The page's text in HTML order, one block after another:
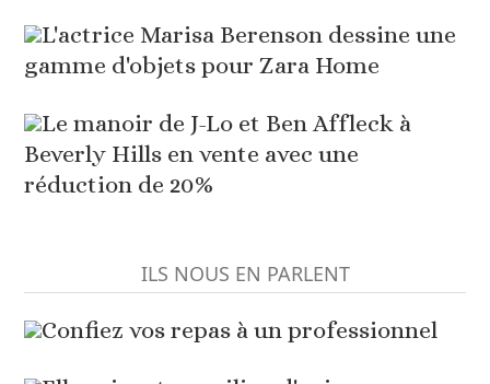
L'actrice Marisa Berenson dessine une
gamme d'objets pour Zara Home
Le manoir de J-Lo et Ben Affleck à
Beverly Hills en vente avec une
réduction de 20%
ILS NOUS EN PARLENT
Confiez vos repas à un professionnel